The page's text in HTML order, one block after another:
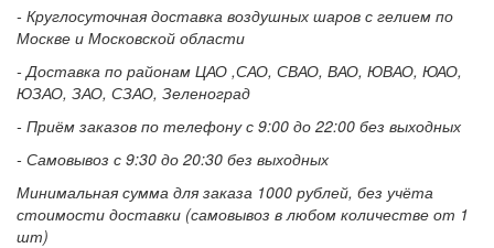
- Круглосуточная доставка воздушных шаров с гелием по
Москве и Московской области
- Доставка по районам ЦАО ,САО, СВАО, ВАО, ЮВАО, ЮАО,
ЮЗАО, ЗАО, СЗАО, Зеленоград
- Приём заказов по телефону с 9:00 до 22:00 без выходных
- Самовывоз с 9:30 до 20:30 без выходных
Минимальная сумма для заказа 1000 рублей, без учёта
стоимости доставки (самовывоз в любом количестве от 1
шт)